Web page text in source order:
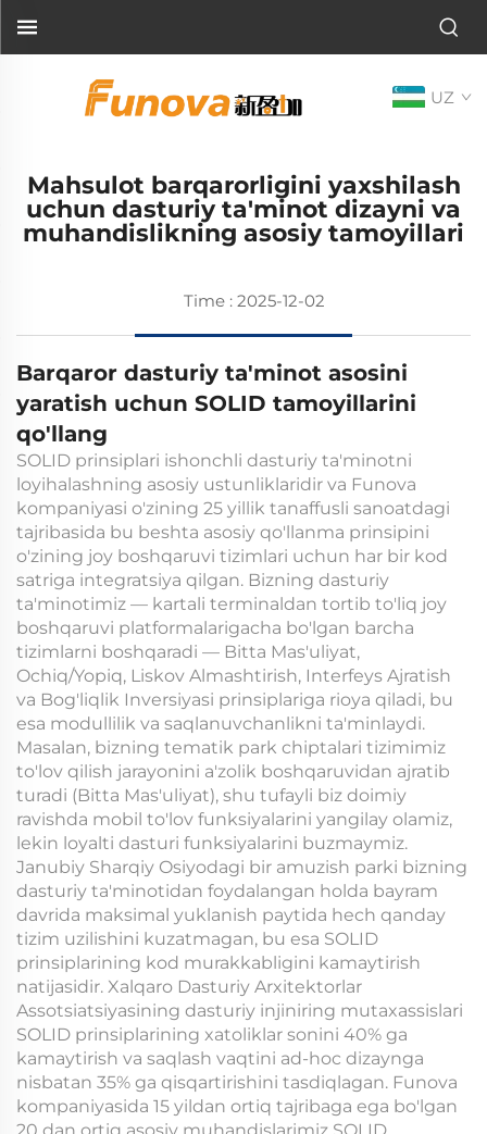
UZ
Mahsulot barqarorligini yaxshilash
uchun dasturiy ta'minot dizayni va
muhandislikning asosiy tamoyillari
Time : 2025-12-02
Barqaror dasturiy ta'minot asosini
yaratish uchun SOLID tamoyillarini
qo'llang
SOLID prinsiplari ishonchli dasturiy ta'minotni
loyihalashning asosiy ustunliklaridir va Funova
kompaniyasi o'zining 25 yillik tanaffusli sanoatdagi
tajribasida bu beshta asosiy qo'llanma prinsipini
o'zining joy boshqaruvi tizimlari uchun har bir kod
satriga integratsiya qilgan. Bizning dasturiy
ta'minotimiz — kartali terminaldan tortib to'liq joy
boshqaruvi platformalarigacha bo'lgan barcha
tizimlarni boshqaradi — Bitta Mas'uliyat,
Ochiq/Yopiq, Liskov Almashtirish, Interfeys Ajratish
va Bog'liqlik Inversiyasi prinsiplariga rioya qiladi, bu
esa modullilik va saqlanuvchanlikni ta'minlaydi.
Masalan, bizning tematik park chiptalari tizimimiz
to'lov qilish jarayonini a'zolik boshqaruvidan ajratib
turadi (Bitta Mas'uliyat), shu tufayli biz doimiy
ravishda mobil to'lov funksiyalarini yangilay olamiz,
lekin loyalti dasturi funksiyalarini buzmaymiz.
Janubiy Sharqiy Osiyodagi bir amuzish parki bizning
dasturiy ta'minotidan foydalangan holda bayram
davrida maksimal yuklanish paytida hech qanday
tizim uzilishini kuzatmagan, bu esa SOLID
prinsiplarining kod murakkabligini kamaytirish
natijasidir. Xalqaro Dasturiy Arxitektorlar
Assotsiatsiyasining dasturiy injiniring mutaxassislari
SOLID prinsiplarining xatoliklar sonini 40% ga
kamaytirish va saqlash vaqtini ad-hoc dizaynga
nisbatan 35% ga qisqartirishini tasdiqlagan. Funova
kompaniyasida 15 yildan ortiq tajribaga ega bo'lgan